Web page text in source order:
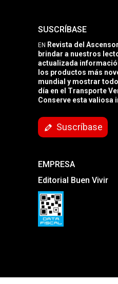
SUSCRÍBASE
EN Revista del
brindar a nuestros
actualizada
los productos más
mundial y mostrar
día en el Transporte
Conserve esta valiosa
Suscríbase
EMPRESA
Editorial Buen Vivir